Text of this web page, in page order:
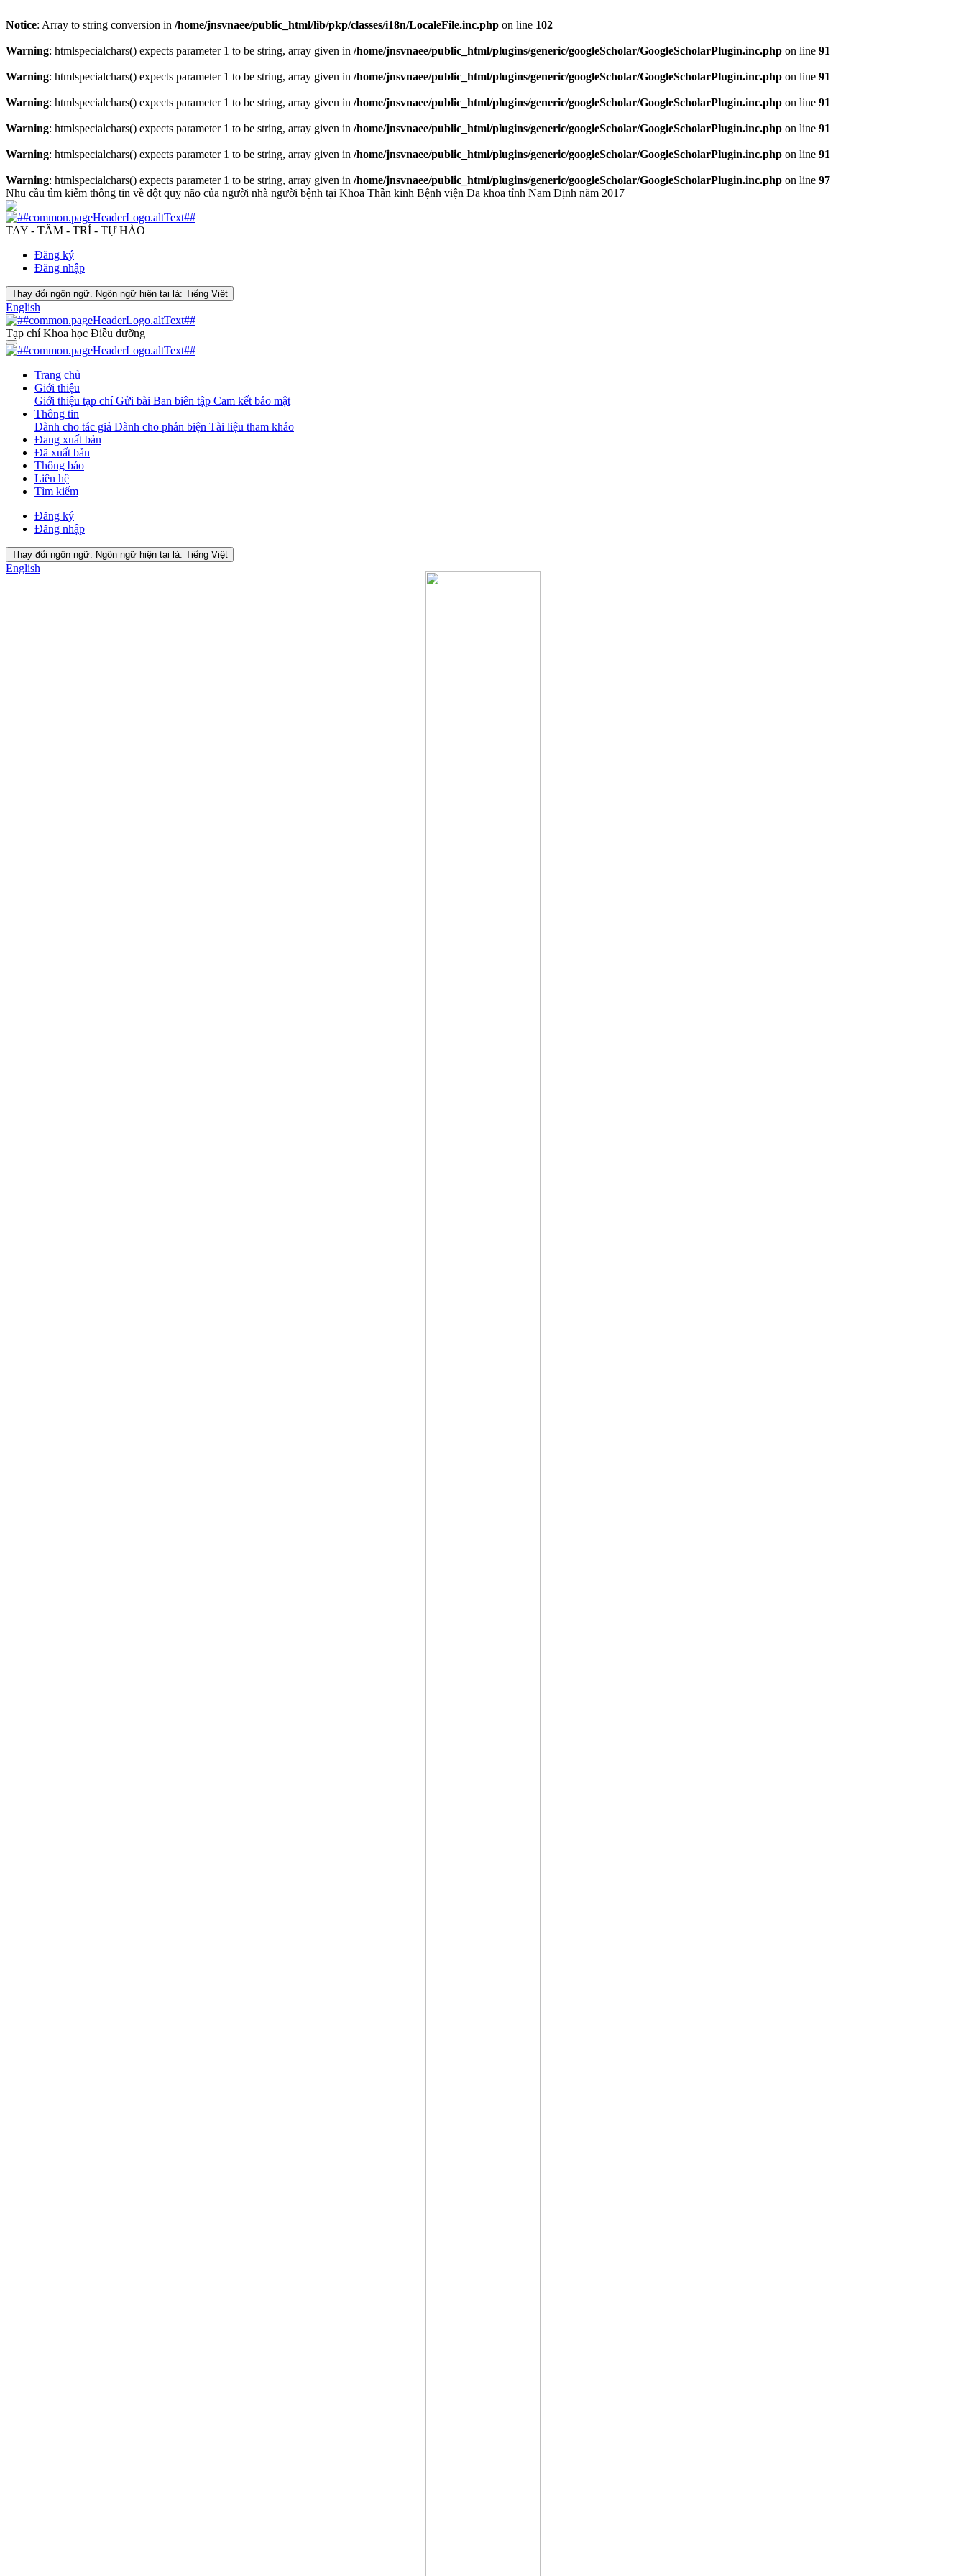
Notice: Array to string conversion in /home/jnsvnaee/public_html/lib/pkp/classes/i18n/LocaleFile.inc.php on line 102
Warning: htmlspecialchars() expects parameter 1 to be string, array given in /home/jnsvnaee/public_html/plugins/generic/googleScholar/GoogleScholarPlugin.inc.php on line 91
Warning: htmlspecialchars() expects parameter 1 to be string, array given in /home/jnsvnaee/public_html/plugins/generic/googleScholar/GoogleScholarPlugin.inc.php on line 91
Warning: htmlspecialchars() expects parameter 1 to be string, array given in /home/jnsvnaee/public_html/plugins/generic/googleScholar/GoogleScholarPlugin.inc.php on line 91
Warning: htmlspecialchars() expects parameter 1 to be string, array given in /home/jnsvnaee/public_html/plugins/generic/googleScholar/GoogleScholarPlugin.inc.php on line 91
Warning: htmlspecialchars() expects parameter 1 to be string, array given in /home/jnsvnaee/public_html/plugins/generic/googleScholar/GoogleScholarPlugin.inc.php on line 91
Warning: htmlspecialchars() expects parameter 1 to be string, array given in /home/jnsvnaee/public_html/plugins/generic/googleScholar/GoogleScholarPlugin.inc.php on line 97
Nhu cầu tìm kiếm thông tin về đột quỵ não của người nhà người bệnh tại Khoa Thần kinh Bệnh viện Đa khoa tỉnh Nam Định năm 2017
TAY - TÂM - TRÍ - TỰ HÀO
Đăng ký
Đăng nhập
Thay đổi ngôn ngữ. Ngôn ngữ hiện tại là: Tiếng Việt
English
Tạp chí Khoa học Điều dưỡng
Trang chủ
Giới thiệu
Giới thiệu tạp chíGửi bài Ban biên tập Cam kết bảo mật
Thông tin
Dành cho tác giả Dành cho phản biện Tài liệu tham khảo
Đang xuất bản
Đã xuất bản
Thông báo
Liên hệ
Tìm kiếm
Đăng ký
Đăng nhập
Thay đổi ngôn ngữ. Ngôn ngữ hiện tại là: Tiếng Việt
English